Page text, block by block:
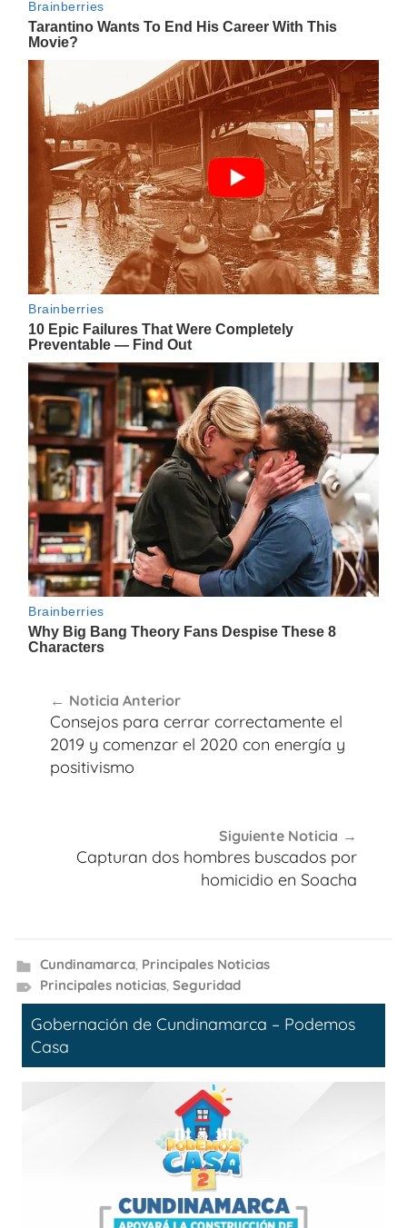
de
entradas
Noticia Anterior
Consejos para cerrar correctamente el
2019 y comenzar el 2020 con energía y
positivismo
Siguiente Noticia
Capturan dos hombres buscados por
homicidio en Soacha
Cundinamarca, Principales Noticias
Principales noticias, Seguridad
Gobernación de Cundinamarca – Podemos
Casa